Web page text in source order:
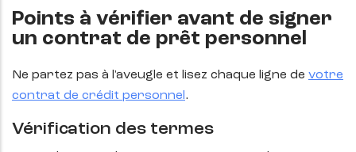
Points à vérifier avant de signer
un contrat de prêt personnel
Ne partez pas à l'aveugle et lisez chaque ligne de votre
contrat de crédit personnel .
Vérification des termes